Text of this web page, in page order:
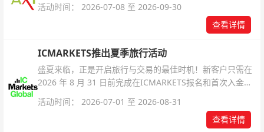
活动时间： 2026-07-08 至 2026-09-30
查看详情
ICMARKETS推出夏季旅行活动
盛夏来临，正是开启旅行与交易的最佳时机！新客户只需在
2026 年 8 月 31 日前完成在ICMARKETS报名和首次入金即
活动时间： 2026-07-01 至 2026-08-31
查看详情